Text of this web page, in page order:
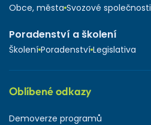
Obce, města Svozové společnosti
Poradenství a školení
Školení Poradenství Legislativa
Oblíbené odkazy
Demoverze programů